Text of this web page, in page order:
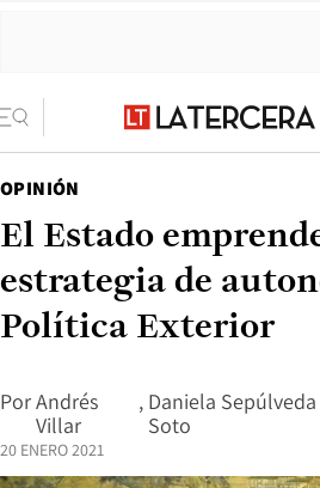
OPINIÓN
El Estado
estrategia de
Política Exterior
PorAndrés
Villar
, Daniela Sepúlveda
Soto
20 ENERO 2021